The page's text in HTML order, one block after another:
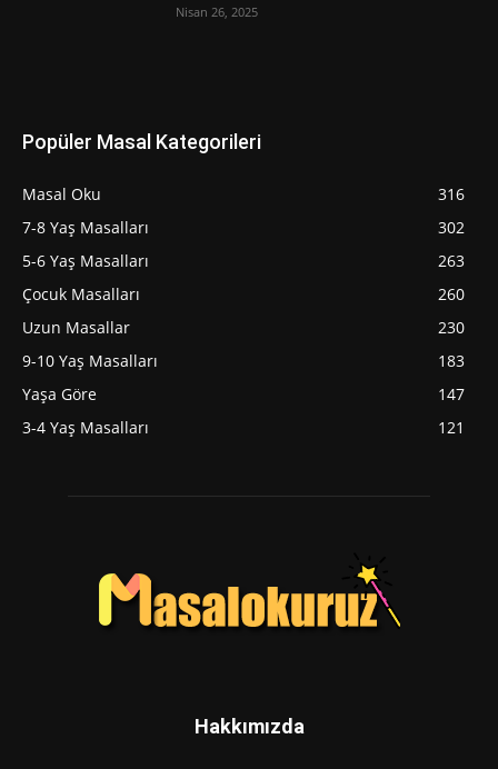
Nisan 26, 2025
Popüler Masal Kategorileri
Masal Oku
316
7-8 Yaş Masalları
302
5-6 Yaş Masalları
263
‍Çocuk Masalları
260
Uzun Masallar
230
9-10 Yaş Masalları
183
Yaşa Göre
147
3-4 Yaş Masalları
121
Hakkımızda